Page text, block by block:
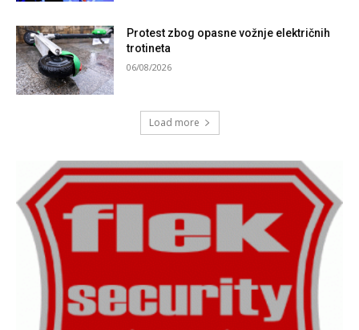
Protest zbog opasne vožnje električnih
trotineta
06/08/2026
Load more